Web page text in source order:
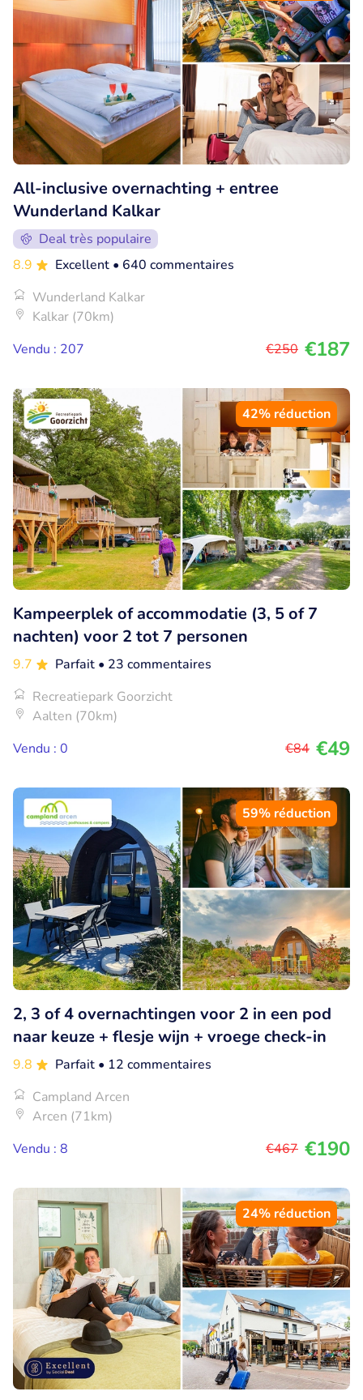
All-inclusive overnachting + entree
Wunderland Kalkar
Deal très populaire
8.9
Excellent • 640 commentaires
Wunderland Kalkar
Kalkar (70km)
Vendu : 207
€250 €187
42% réduction
Kampeerplek of accommodatie (3, 5 of 7
nachten) voor 2 tot 7 personen
9.7 Parfait • 23 commentaires
Recreatiepark Goorzicht
Aalten (70km)
Vendu : 0
€84 €49
59% réduction
2, 3 of 4 overnachtingen voor 2 in een pod
naar keuze + flesje wijn + vroege check-in
9.8 Parfait • 12 commentaires
Campland Arcen
Arcen (71km)
Vendu : 8
€467 €190
24% réduction